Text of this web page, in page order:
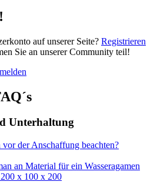
auf unserer Seite? Registrieren
Sie an unserer Community teil!
Unterhaltung
vor der Anschaffung beachten?
an Material für ein Wasseragamen
x 100 x 200